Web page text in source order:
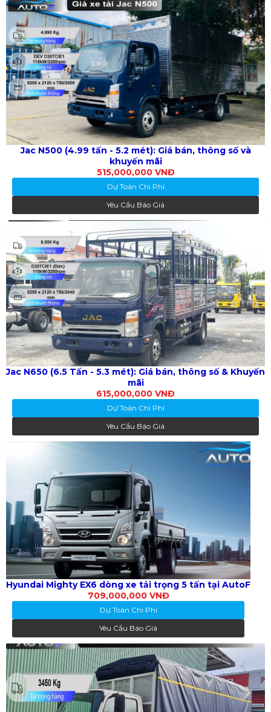
Jac N500 (4.99 tấn - 5.2 mét): Giá bán, thông số và
khuyến mãi
515,000,000 VNĐ
Dự Toán Chi Phí
Yêu Cầu Báo Giá
Jac N650 (6.5 Tấn - 5.3 mét): Giá bán, thông số & Khuyến
mãi
615,000,000 VNĐ
Dự Toán Chi Phí
Yêu Cầu Báo Giá
Hyundai Mighty EX6 dòng xe tải trọng 5 tấn tại AutoF
709,000,000 VNĐ
Dự Toán Chi Phí
Yêu Cầu Báo Giá